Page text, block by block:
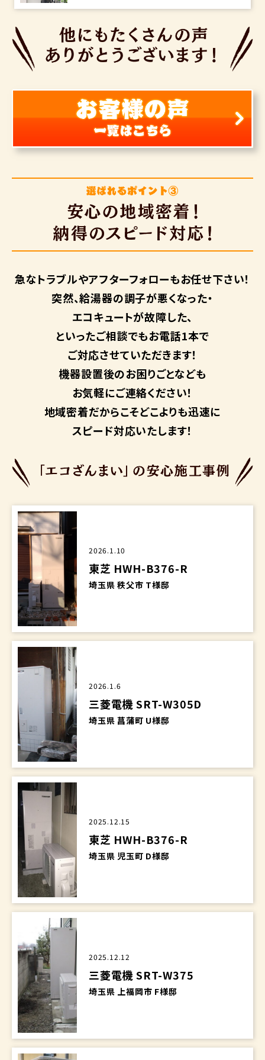
急なトラブルやアフターフォローもお任せ下さい！
突然、給湯器の調子が悪くなった・
エコキュートが故障した、
といったご相談でもお電話1本で
ご対応させていただきます！
機器設置後のお困りごとなども
お気軽にご連絡ください！
地域密着だからこそどこよりも迅速に
スピード対応いたします！
2026.1.10
東芝 HWH-B376-R
埼玉県 秩父市 T様邸
2026.1.6
三菱電機 SRT-W305D
埼玉県 菖蒲町 U様邸
2025.12.15
東芝 HWH-B376-R
埼玉県 児玉町 D様邸
2025.12.12
三菱電機 SRT-W375
埼玉県 上福岡市 F様邸